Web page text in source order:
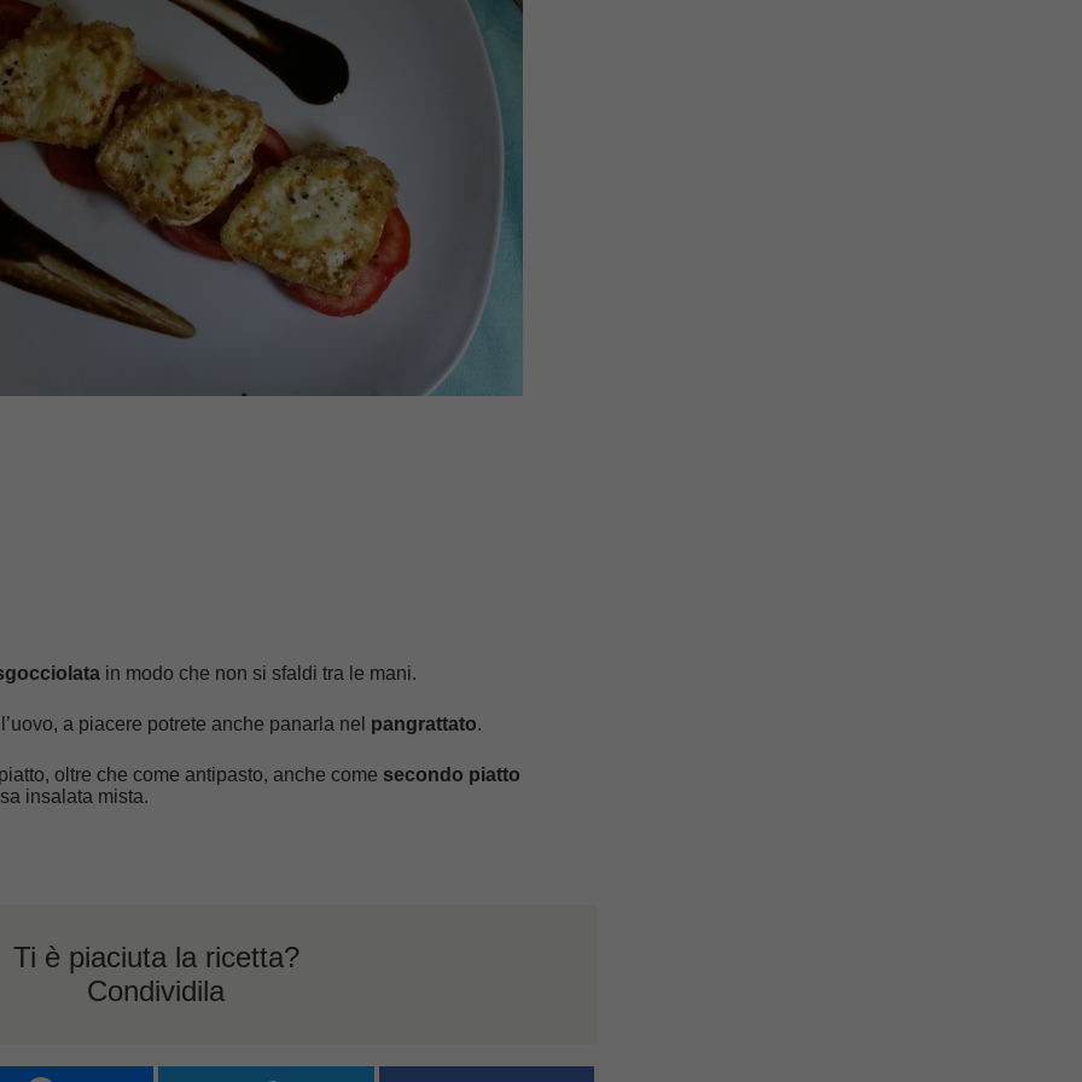
in modo che non si sfaldi tra le mani.
a piacere potrete anche panarla nel pangrattato.
oltre che come antipasto, anche come secondo piatto
insalata mista.
Ti è piaciuta la ricetta?
Condividila